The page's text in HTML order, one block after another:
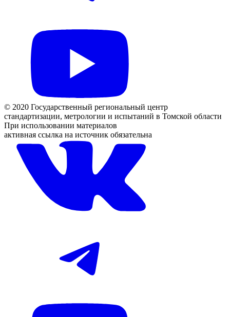
© 2020 Государственный региональный центр
стандартизации, метрологии и испытаний в Томской области
При использовании материалов
активная ссылка на источник обязательна